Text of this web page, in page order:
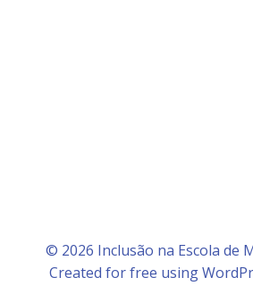
© 2026 Inclusão na Escola de
Created for free using